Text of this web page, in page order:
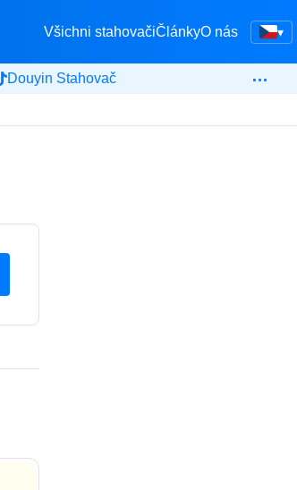
▾
Všichni stahovačiČlánkyO nás
Douyin Stahovač …